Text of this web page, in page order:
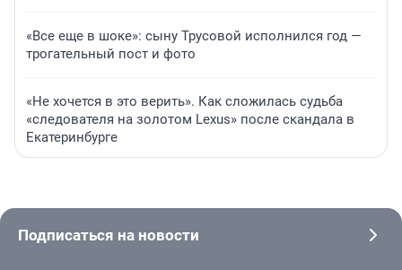
«Все еще в шоке»: сыну Трусовой исполнился год —
трогательный пост и фото
«Не хочется в это верить». Как сложилась судьба
«следователя на золотом Lexus» после скандала в
Екатеринбурге
Подписаться на новости